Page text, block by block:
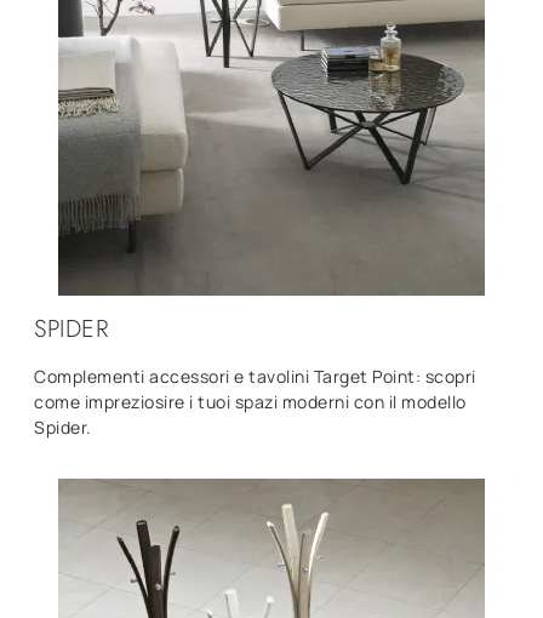
SPIDER
Complementi accessori e tavolini Target Point: scopri
come impreziosire i tuoi spazi moderni con il modello
Spider.